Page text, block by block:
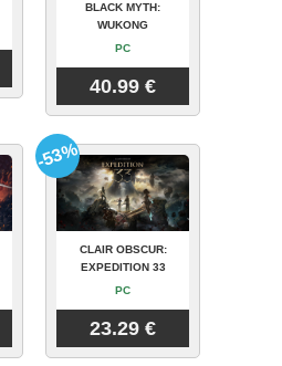
BLACK MYTH:
WUKONG
PC
40.99 €
CLAIR OBSCUR:
EXPEDITION 33
PC
23.29 €
-53%